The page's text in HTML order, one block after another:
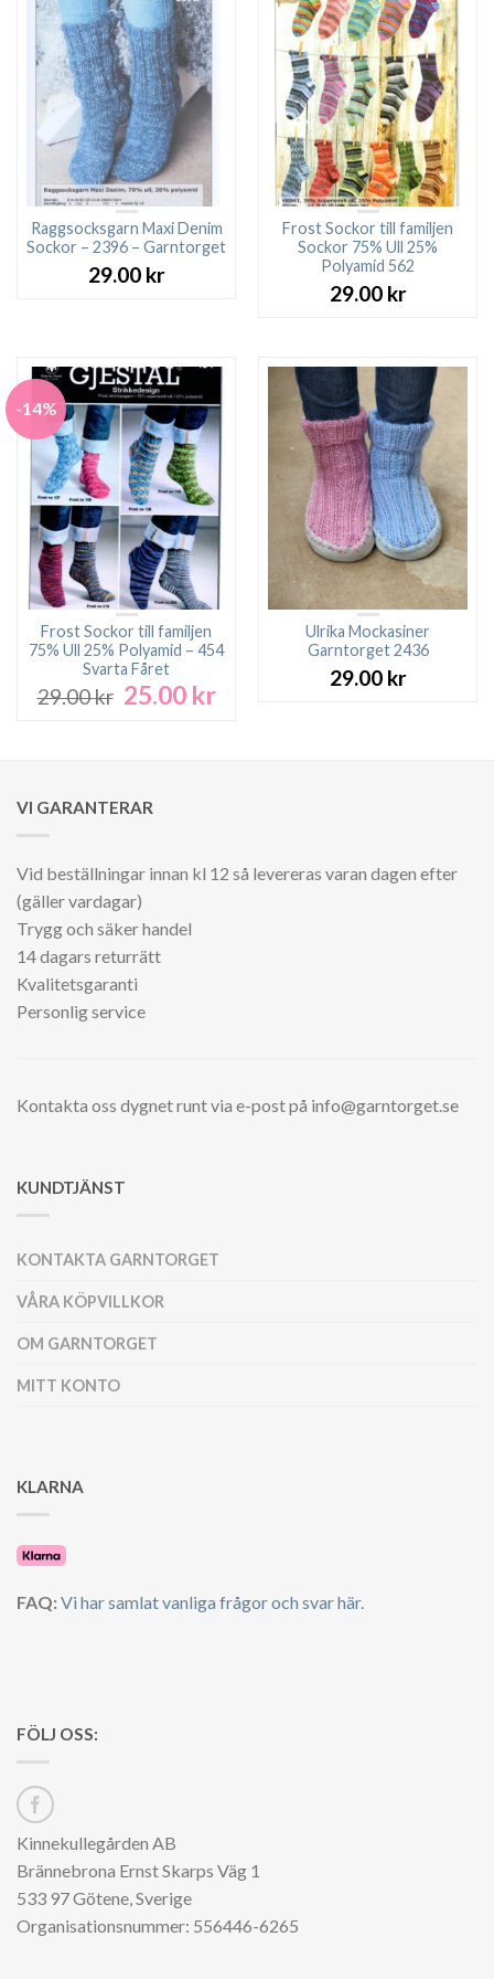
Raggsocksgarn Maxi Denim
Sockor – 2396 – Garntorget
29.00 kr
Frost Sockor till familjen
Sockor 75% Ull 25%
Polyamid 562
29.00 kr
-14%
Frost Sockor till familjen
75% Ull 25% Polyamid – 454
Svarta Fåret
29.00kr Det
25.00 krDet
Ulrika Mockasiner
Garntorget 2436
29.00 kr
VI GARANTERAR
Vid beställningar innan kl 12 så levereras varan dagen efter
(gäller vardagar)
Trygg och säker handel
14 dagars returrätt
Kvalitetsgaranti
Personlig service
Kontakta oss dygnet runt via e-post på info@garntorget.se
KUNDTJÄNST
KONTAKTA GARNTORGET
VÅRA KÖPVILLKOR
OM GARNTORGET
MITT KONTO
KLARNA
FAQ:Vi har samlat vanliga frågor och svar här.
FÖLJ OSS:
Kinnekullegården AB
Brännebrona Ernst Skarps Väg 1
533 97 Götene, Sverige
Organisationsnummer: 556446-6265